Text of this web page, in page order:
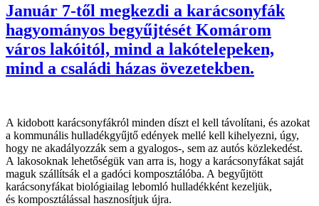
Január 7-től megkezdi a karácsonyfák
hagyományos begyűjtését Komárom
város lakóitól, mind a lakótelepeken,
mind a családi házas övezetekben.
A kidobott karácsonyfákról minden díszt el kell távolítani, és azokat
a kommunális hulladékgyűjtő edények mellé kell kihelyezni, úgy,
hogy ne akadályozzák sem a gyalogos-, sem az autós közlekedést.
A lakosoknak lehetőségük van arra is, hogy a karácsonyfákat saját
maguk szállítsák el a gadóci komposztálóba. A begyűjtött
karácsonyfákat biológiailag lebomló hulladékként kezeljük,
és komposztálással hasznosítjuk újra.